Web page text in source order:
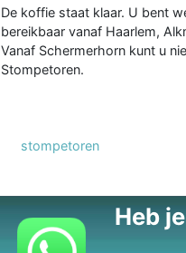
De koffie staat klaar. U bent
bereikbaar vanaf Haarlem,
Vanaf Schermerhorn kunt u
Stompetoren.
stompetoren
Heb